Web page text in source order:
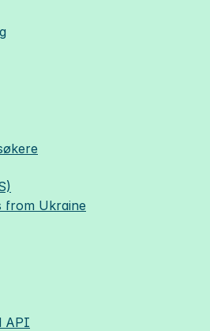
from Ukraine
API